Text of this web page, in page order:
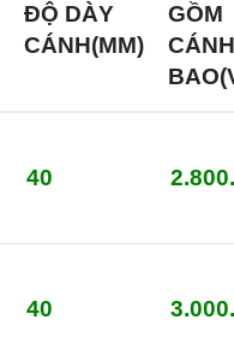
ĐỘ DÀY
CÁNH(MM)
GỒM
40
40